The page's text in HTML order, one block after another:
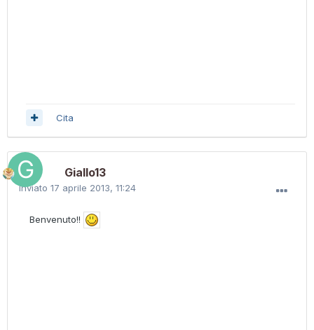
Cita
Giallo13
Inviato 17 aprile 2013, 11:24
Benvenuto!!